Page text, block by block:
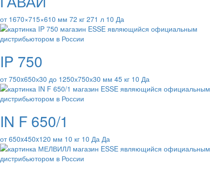
от 1670×715×610 мм 72 кг 271 л 10 Да
IP 750
от 750x650х30 до 1250х750х30 мм 45 кг 10 Да
IN F 650/1
от 650x450x120 мм 10 кг 10 Да Да